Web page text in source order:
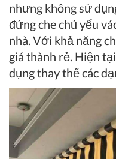
nhưng không sử
đứng che chủ yếu
nhà. Với khả năng
giá thành rẻ. Hiện
dụng thay thế các